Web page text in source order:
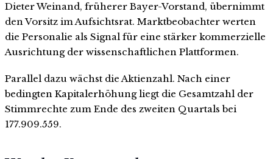
Dieter Weinand, früherer Bayer-Vorstand, übernimmt
den Vorsitz im Aufsichtsrat. Marktbeobachter werten
die Personalie als Signal für eine stärker kommerzielle
Ausrichtung der wissenschaftlichen Plattformen.
Parallel dazu wächst die Aktienzahl. Nach einer
bedingten Kapitalerhöhung liegt die Gesamtzahl der
Stimmrechte zum Ende des zweiten Quartals bei
177.909.559.